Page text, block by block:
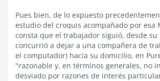
Pues bien, de lo expuesto
estudio del croquis acompañado por esa
consta que el trabajador siguió, desde su
concurrió a dejar a una compañera de
el computador) hacia su domicilio, en
"razonable y, en términos generales, no
desviado por razones de interés